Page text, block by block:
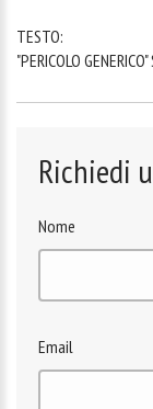
TESTO:
"PERICOLO
Richiedi
Nome
Email